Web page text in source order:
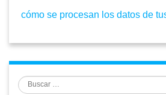
cómo se procesan los datos de
Buscar